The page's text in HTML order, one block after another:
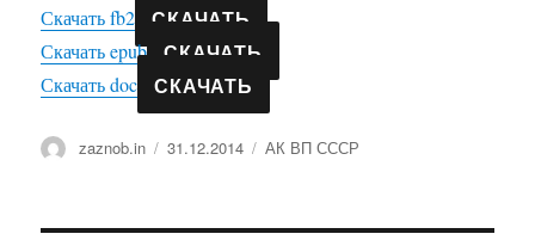
Скачать fb2 СКАЧАТЬ
Скачать epub СКАЧАТЬ
Скачать doc СКАЧАТЬ
Автор
zaznob.in Опубликовано
31.12.2014 Рубрики
АК ВП СССР